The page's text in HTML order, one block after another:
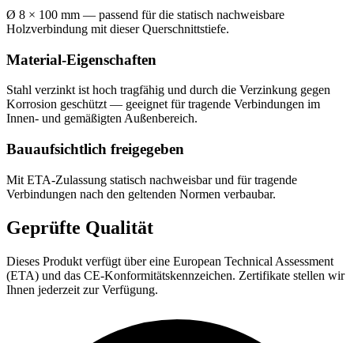
Ø 8 × 100 mm — passend für die statisch nachweisbare
Holzverbindung mit dieser Querschnittstiefe.
Material-Eigenschaften
Stahl verzinkt ist hoch tragfähig und durch die Verzinkung gegen
Korrosion geschützt — geeignet für tragende Verbindungen im
Innen- und gemäßigten Außenbereich.
Bauaufsichtlich freigegeben
Mit ETA-Zulassung statisch nachweisbar und für tragende
Verbindungen nach den geltenden Normen verbaubar.
Geprüfte Qualität
Dieses Produkt verfügt über eine European Technical Assessment
(ETA) und das CE-Konformitätskennzeichen. Zertifikate stellen wir
Ihnen jederzeit zur Verfügung.